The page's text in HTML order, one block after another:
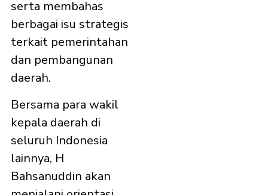
serta membahas
berbagai isu strategis
terkait pemerintahan
dan pembangunan
daerah.
Bersama para wakil
kepala daerah di
seluruh Indonesia
lainnya, H
Bahsanuddin akan